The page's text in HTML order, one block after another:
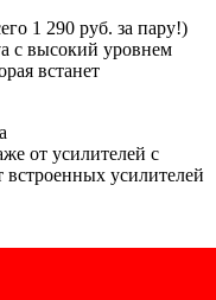
1 290 руб. за пару!)
с высокий уровнем
встанет
от усилителей с
усилителей